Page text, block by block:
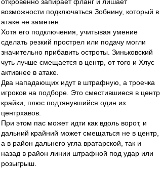
возможности подключаться Зобнину, который в
атаке не заметен.
Хотя его подключения, учитывая умение
сделать резкий прострел или подачу могли
значительно прибавить остроты. Зиньковский
чуть лучше смещается в центр, от того и Хлус
активнее в атаке.
Два нападающих идут в штрафную, а троечка
игроков на подборе. Это сместившиеся в центр
крайки, плюс подтянувшийся один из
центрхавов.
При этом пас может идти как вдоль ворот, и
дальний крайний может смещаться не в центр,
а в район дальнего угла вратарской, так и
назад в район линии штрафной под удар или
розыгрыш.